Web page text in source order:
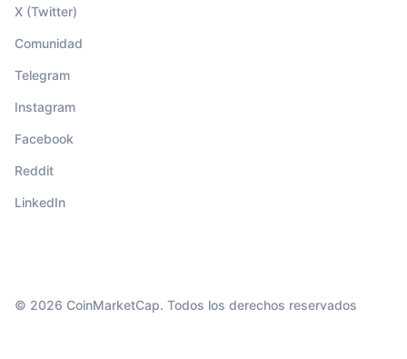
X (Twitter)
Comunidad
Telegram
Instagram
Facebook
Reddit
LinkedIn
© 2026 CoinMarketCap. Todos los derechos reservados